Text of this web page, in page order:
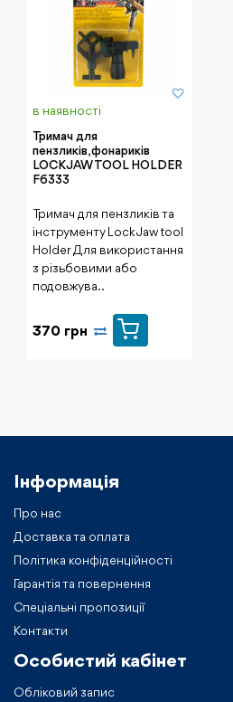
в наявності
Тримач для
пензликів,фонариків
LOCK JAW TOOL HOLDER
F6333
Тримач для пензликів та
інструменту Lock Jaw tool
Holder Для використання
з різьбовими або
подовжува..
370 грн
Інформація
Про нас
Доставка та оплата
Політика конфіденційності
Гарантія та повернення
Спеціальні пропозиції
Контакти
Особистий кабiнет
Обліковий запис